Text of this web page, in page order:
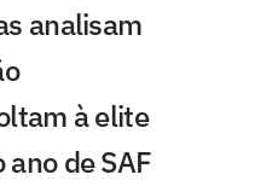
analisam
à elite
de SAF